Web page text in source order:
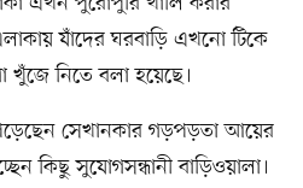
যাঁদের ঘরবাড়ি এখনো টিকে
নিতে বলা হয়েছে।
সেখানকার গড়পড়তা আয়ের
কিছু সুযোগসন্ধানী বাড়িওয়ালা।